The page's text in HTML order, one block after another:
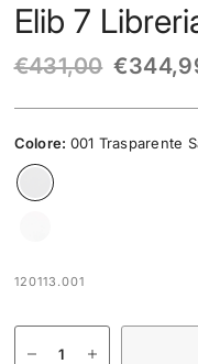
Elib 7
€431,00
Colore: 001 Trasparente
120113.001